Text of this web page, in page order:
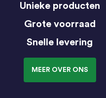
Unieke producten
Grote voorraad
Snelle levering
MEER OVER ONS